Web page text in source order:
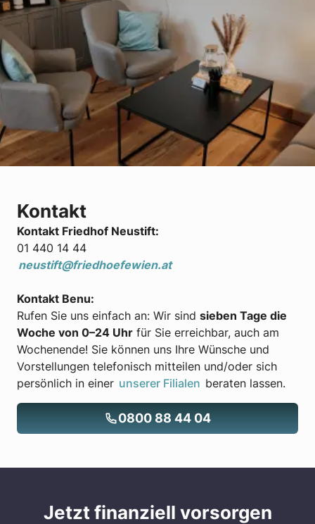
Kontakt
Kontakt Friedhof Neustift:
01 440 14 44
neustift@friedhoefewien.at
Kontakt Benu:
Rufen Sie uns einfach an: Wir sind sieben Tage die
Woche von 0–24 Uhr für Sie erreichbar, auch am
Wochenende! Sie können uns Ihre Wünsche und
Vorstellungen telefonisch mitteilen und/oder sich
persönlich in einer unserer Filialen beraten lassen.
0800 88 44 04
Jetzt finanziell vorsorgen